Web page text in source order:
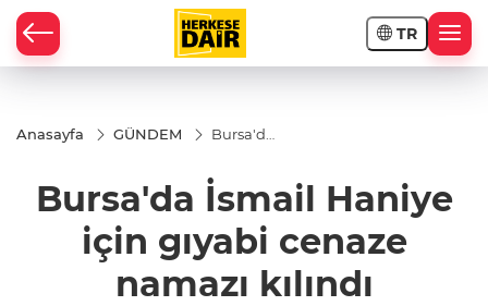
TR
Anasayfa GÜNDEM
Bursa'da
için
gıyabi
namazı
kılındı
Bursa'da İsmail Haniye
için gıyabi cenaze
namazı kılındı